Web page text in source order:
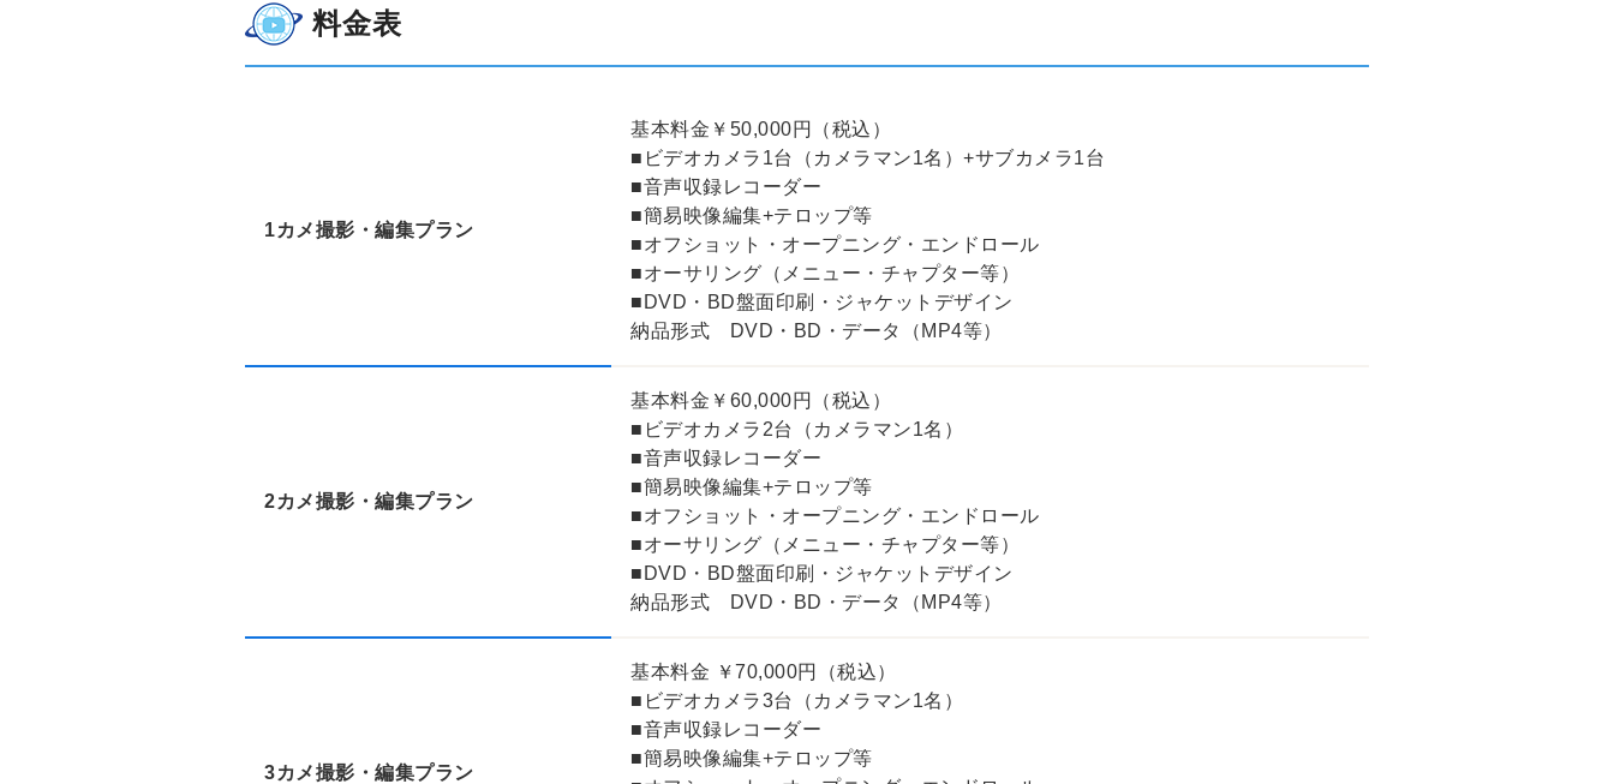
・ジュエルケース
・不織布ケース
お客様のご予算に合わせてご提案させて
料金表
1カメ撮影・編集プラン
基本料金￥50,000円（税込）
■ビデオカメラ1台（カメラマン1名）+サブカメラ1台
■音声収録レコーダー
■簡易映像編集+テロップ等
■オフショット・オープニング・エンドロール
■オーサリング（メニュー・チャプター等）
■DVD・BD盤面印刷・ジャケットデザイン
納品形式 DVD・BD・データ（MP4等）
2カメ撮影・編集プラン
基本料金￥60,000円（税込）
■ビデオカメラ2台（カメラマン1名）
■音声収録レコーダー
■簡易映像編集+テロップ等
■オフショット・オープニング・エンドロール
■オーサリング（メニュー・チャプター等）
■DVD・BD盤面印刷・ジャケットデザイン
納品形式 DVD・BD・データ（MP4等）
3カメ撮影・編集プラン
基本料金 ￥70,000円（税込）
■ビデオカメラ3台（カメラマン1名）
■音声収録レコーダー
■簡易映像編集+テロップ等